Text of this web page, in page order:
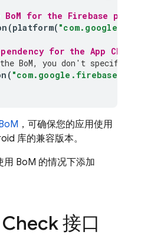
BoM for the Firebase
(platform(
for the App Check
BoM, you don't specify
(
，可确保您的应用使用
库的兼容版本。
用 BoM 的情况下添加
接口